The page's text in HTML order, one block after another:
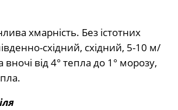
хмарність. Без істотних
східний, східний, 5-10 м/
від 4° тепла до 1° морозу,